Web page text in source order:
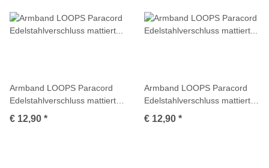
Armband LOOPS Paracord
Edelstahlverschluss mattiert
Multicolor
€ 12,90 *
Armband LOOPS Paracord
Edelstahlverschluss mattiert
Multicolor
€ 12,90 *